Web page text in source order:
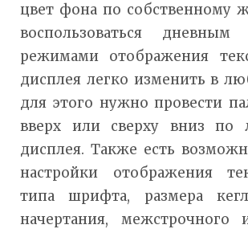
цвет фона по собственному
воспользоваться
режимами отображения
дисплея легко изменить в
для этого нужно провести
вверх или сверху вниз по
дисплея. Также есть
настройки отображения
типа шрифта, размера
начертания, межстрочного